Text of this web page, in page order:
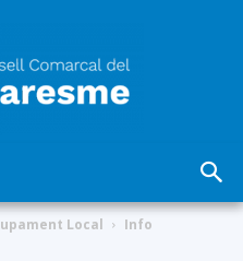
Local
Info